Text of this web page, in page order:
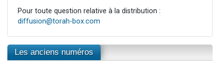
Pour toute question relative à la distribution :
diffusion@torah-box.com
Les anciens numéros